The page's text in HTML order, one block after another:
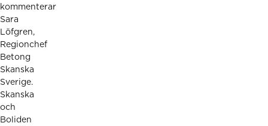
kommenterar
Sara
Löfgren,
Regionchef
Betong
Skanska
Sverige.
Skanska
och
Boliden